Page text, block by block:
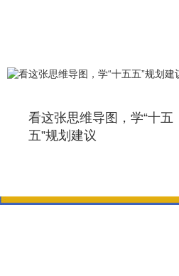
看这张思维导图，学“十五
五”规划建议